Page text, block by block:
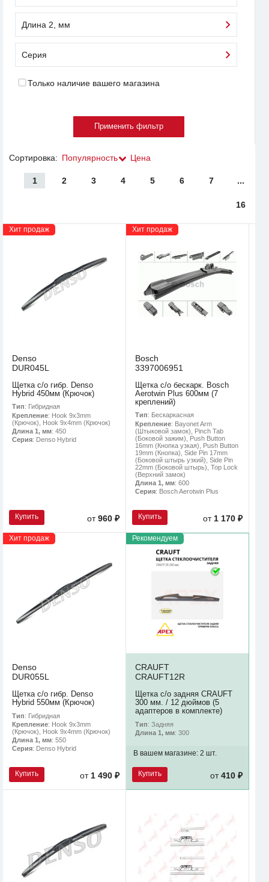
Длина 2, мм
Серия
Только наличие вашего магазина
Сортировка: Популярность Цена
1 2 3 4 5 6 7 ...
16
Хит продаж
Denso
DUR045L
Щетка с/о гибр. Denso
Hybrid 450мм (Крючок)
Тип: Гибридная
Крепление: Hook 9x3mm
(Крючок), Hook 9x4mm (Крючок)
Длина 1, мм: 450
Серия: Denso Hybrid
Купить от960 ₽
Хит продаж
Bosch
3397006951
Щетка с/о бескарк. Bosch
Aerotwin Plus 600мм (7
креплений)
Тип: Бескаркасная
Крепление: Bayonet Arm
(Штыковой замок), Pinch Tab
(Боковой зажим), Push Button
16mm (Кнопка узкая), Push Button
19mm (Кнопка), Side Pin 17mm
(Боковой штырь узкий), Side Pin
22mm (Боковой штырь), Top Lock
(Верхний замок)
Длина 1, мм: 600
Серия: Bosch Aerotwin Plus
Купить от 1 170 ₽
Хит продаж
Denso
DUR055L
Щетка с/о гибр. Denso
Hybrid 550мм (Крючок)
Тип: Гибридная
Крепление: Hook 9x3mm
(Крючок), Hook 9x4mm (Крючок)
Длина 1, мм: 550
Серия: Denso Hybrid
Купить от 1 490 ₽
Рекомендуем
CRAUFT
CRAUFT12R
Щетка с/о задняя CRAUFT
300 мм. / 12 дюймов (5
адаптеров в комплекте)
Тип: Задняя
Длина 1, мм: 300
В вашем магазине: 2 шт.
Купить от410 ₽